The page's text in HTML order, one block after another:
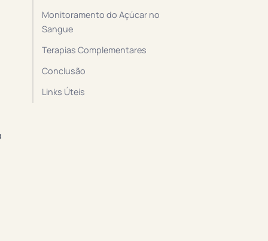
Monitoramento do Açúcar no
Sangue
Terapias Complementares
Conclusão
Links Úteis